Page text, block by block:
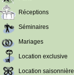
Réceptions
Séminaires
Mariages
Location exclusive
Location saisonnière